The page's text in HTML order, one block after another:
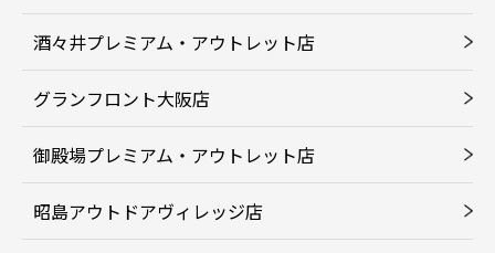
酒々井プレミアム・アウトレット店
グランフロント大阪店
御殿場プレミアム・アウトレット店
昭島アウトドアヴィレッジ店